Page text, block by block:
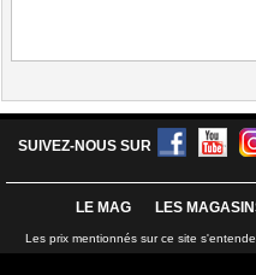
SUIVEZ-NOUS SUR
LE MAG LES
Les prix mentionnés sur ce site